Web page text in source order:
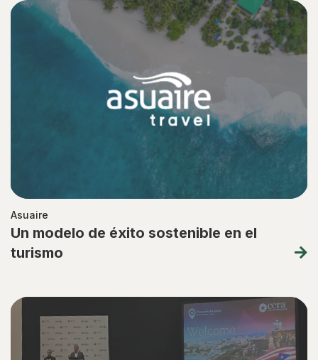
Asuaire
Un modelo de éxito sostenible en el
turismo